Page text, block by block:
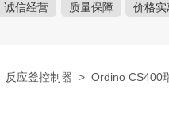
诚信经营 质量保障 价格实
反应釜控制器 > Ordino CS400